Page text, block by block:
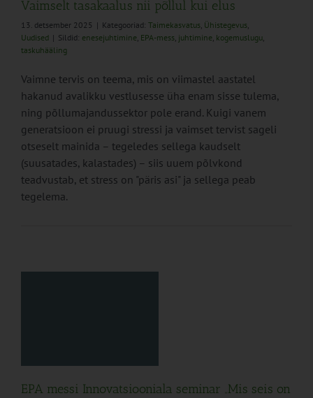
Vaimselt tasakaalus nii põllul kui elus
13. detsember 2025 | Kategooriad: Taimekasvatus, Ühistegevus,
Uudised | Sildid: enesejuhtimine, EPA-mess, juhtimine, kogemuslugu,
taskuhääling
Vaimne tervis on teema, mis on viimastel aastatel
hakanud avalikku vestlusesse üha enam sisse tulema,
ning põllumajandussektor pole erand. Kuigi vanem
generatsioon ei pruugi stressi ja vaimset tervist sageli
otseselt mainida – tegeledes sellega kaudselt
(suusatades, kalastades) – siis uuem põlvkond
teadvustab, et stress on "päris asi" ja sellega peab
tegelema.
EPA messi Innovatsiooniala seminar „Mis seis on